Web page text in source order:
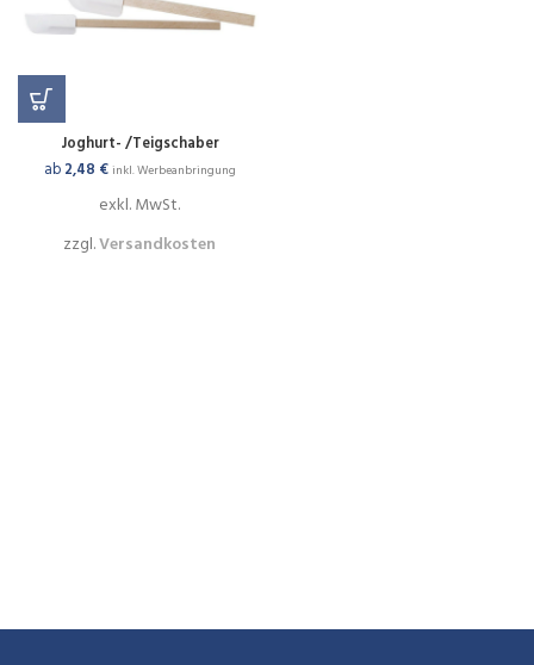
Joghurt- /Teigschaber
ab 2,48 € inkl. Werbeanbringung
exkl. MwSt.
zzgl.Versandkosten